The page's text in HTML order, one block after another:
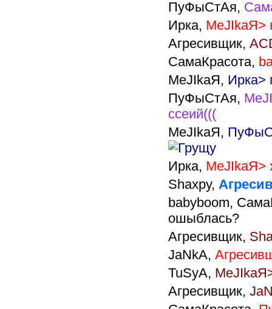
ПуФыСтАя,
Ирка, MeJIkaЯ>
Агресивщик,
СамаКрасота,
MeJIkaЯ, Ирка>
ПуФыСтАя,
ссеий(((
MeJIkaЯ,
Ирка, MeJIkaЯ>
Shaxpy,
babyboom,
ошыблась?
Агресивщик,
JaNkA,
TuSyA,
Агресивщик,